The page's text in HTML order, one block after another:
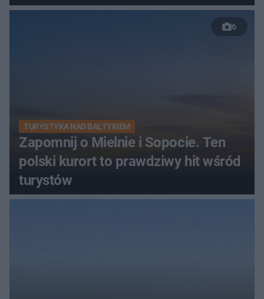
6
TURYSTYKA NAD BAŁTYKIEM
Zapomnij o Mielnie i Sopocie. Ten
polski kurort to prawdziwy hit wśród
turystów